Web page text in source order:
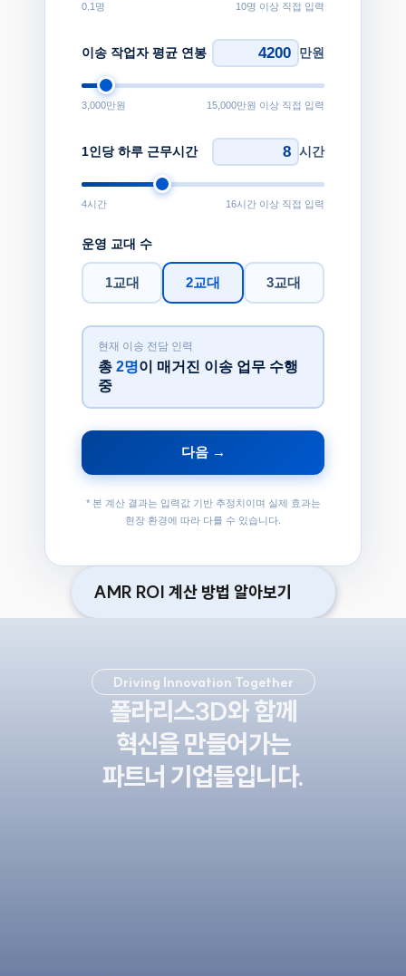
0.1 명 10명 이상 직접 입력
이송 작업자 평균 연봉 만원
3,000만원 15,000만원 이상 직접 입력
1인당 하루 근무시간 시간
4시간 16시간 이상 직접 입력
운영 교대 수
1교대 2교대 3교대
현재 이송 전담 인력
총 2명이 매거진 이송 업무 수행
중
다음 →
* 본 계산 결과는 입력값 기반 추정치이며 실제 효과는
현장 환경에 따라 다를 수 있습니다.
AMR ROI 계산 방법 알아보기
Driving Innovation Together
폴라리스3D와 함께
혁신을 만들어가는
파트너 기업들입니다.